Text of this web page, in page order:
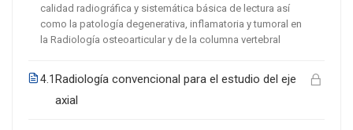
calidad radiográfica y sistemática básica de lectura así
como la patología degenerativa, inflamatoria y tumoral en
la Radiología osteoarticular y de la columna vertebral
4.1Radiología convencional para el estudio del eje
axial